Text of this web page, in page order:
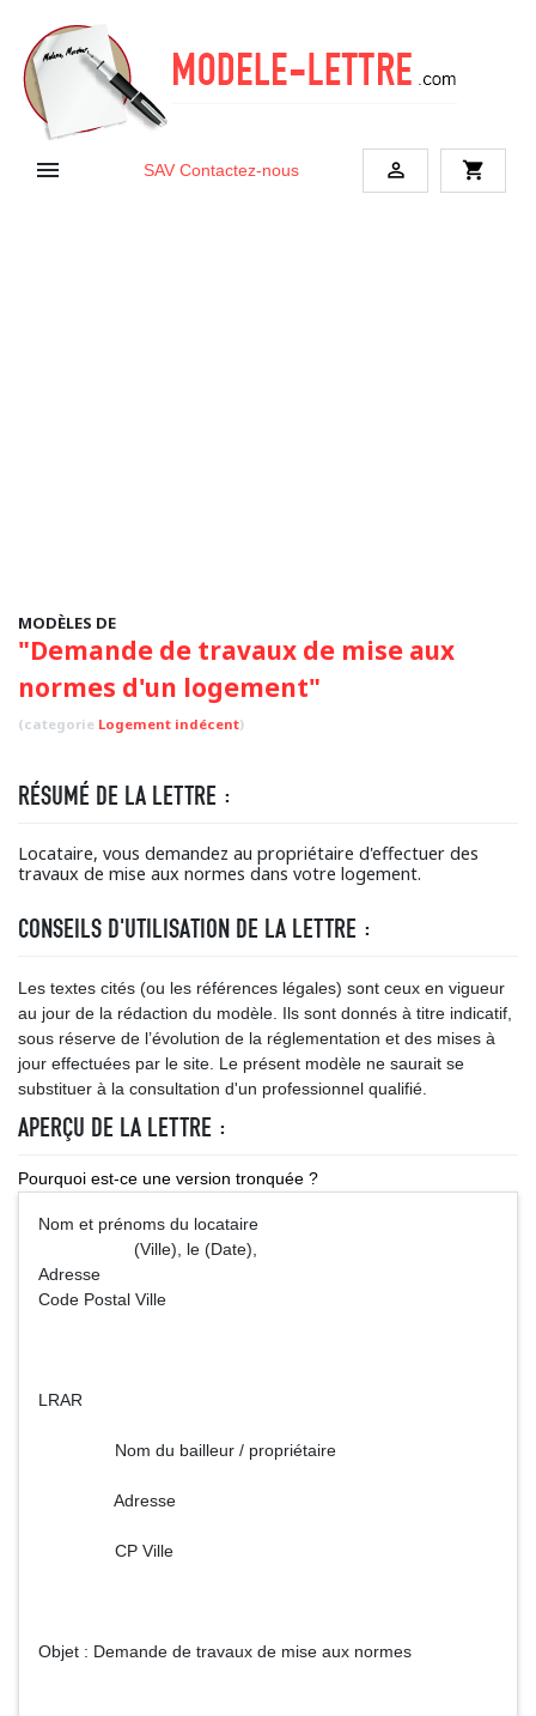
 SAV Contactez-nous  shopping_cart
MODÈLES DE
"Demande de travaux de mise aux
normes d'un logement"
(categorie Logement indécent)
RÉSUMÉ DE LA LETTRE :
Locataire, vous demandez au propriétaire d'effectuer des
travaux de mise aux normes dans votre logement.
CONSEILS D'UTILISATION DE LA LETTRE :
Les textes cités (ou les références légales) sont ceux en vigueur
au jour de la rédaction du modèle. Ils sont donnés à titre indicatif,
sous réserve de l’évolution de la réglementation et des mises à
jour effectuées par le site. Le présent modèle ne saurait se
substituer à la consultation d'un professionnel qualifié.
APERÇU DE LA LETTRE :
Pourquoi est-ce une version tronquée ?
Nom et prénoms du locataire
(Ville), le (Date),
Adresse
Code Postal Ville
LRAR
Nom du bailleur / propriétaire
Adresse
CP Ville
Objet : Demande de travaux de mise aux normes